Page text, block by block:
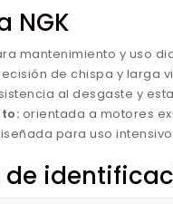
NGK
mantenimiento y uso
de chispa y larga
al desgaste y
orientada a motores
para uso